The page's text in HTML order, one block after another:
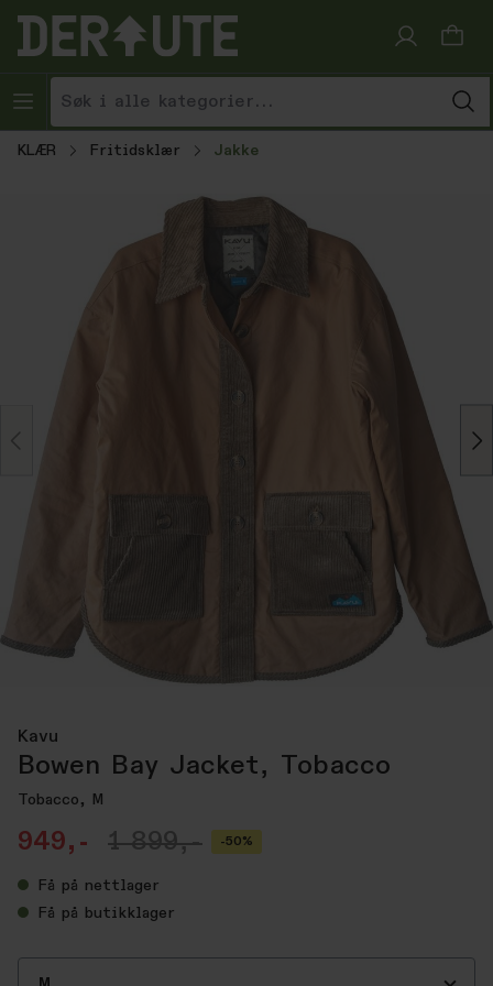
Hopp til innhold
KLÆR Fritidsklær Jakke
Hopp over bildegalleri
Kavu
Bowen Bay Jacket, Tobacco
Tobacco, M
949,- 1 899,- -50%
Få på nettlager
Få på butikklager